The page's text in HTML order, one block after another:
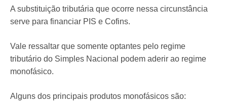
A substituição tributária que ocorre nessa circunstância
serve para financiar PIS e Cofins.
Vale ressaltar que somente optantes pelo regime
tributário do Simples Nacional podem aderir ao regime
monofásico.
Alguns dos principais produtos monofásicos são: